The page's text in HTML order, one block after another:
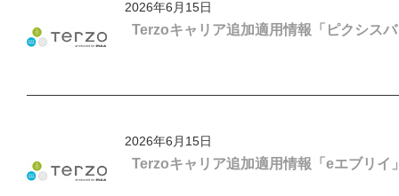
2026年6月15日
Terzoキャリア追加適用情報「ピクシス
2026年6月15日
Terzoキャリア追加適用情報「eエブリイ